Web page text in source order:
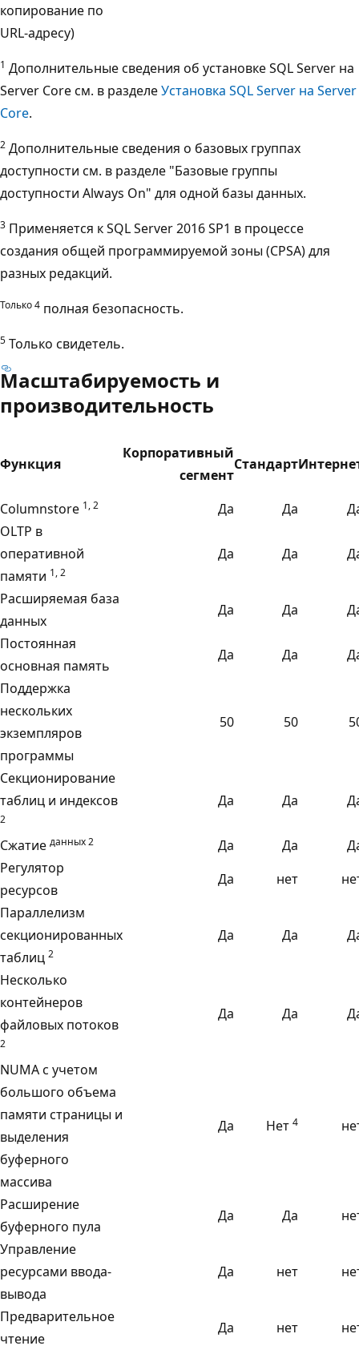
копирование по
URL-адресу)
1 Дополнительные сведения об установке SQL Server на
Server Core см. в разделеУстановка SQL Server на Server
Core.
2 Дополнительные сведения о базовых группах
доступности см. в разделе "Базовые группы
доступности Always On" для одной базы данных.
3 Применяется к SQL Server 2016 SP1 в процессе
создания общей программируемой зоны (CPSA) для
разных редакций.
Только 4 полная безопасность.
5 Только свидетель.
Масштабируемость и
производительность
Функция
Корпоративный
сегмент
Стандарт
Columnstore 1, 2 Да Да
OLTP в
оперативной
памяти 1, 2
Да Да
Расширяемая база
данных
Да Да
Постоянная
основная память
Да Да
Поддержка
нескольких
экземпляров
программы
50 50
Секционирование
таблиц и индексов
2
Да Да
Сжатие данных 2 Да Да
Регулятор
ресурсов
Да нет
Параллелизм
секционированных
таблиц 2
Да Да
Несколько
контейнеров
файловых потоков
2
Да Да
NUMA с учетом
большого объема
памяти страницы и
выделения
буферного
массива
Да Нет 4
Расширение
буферного пула
Да Да
Управление
ресурсами ввода-
вывода
Да нет
Предварительное
чтение
Да нет